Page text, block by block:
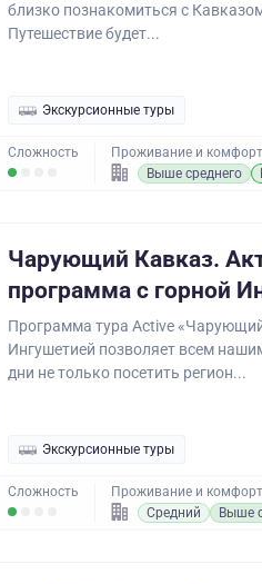
близко познакомиться с
Путешествие будет...
Экскурсионные туры
Сложность
Проживание и комфорт
Выше среднего
Чарующий Кавказ.
программа с горной
Программа тура Active
Ингушетией позволяет всем
дни не только посетить регион...
Экскурсионные туры
Сложность
Проживание и комфорт
Средний
Выше